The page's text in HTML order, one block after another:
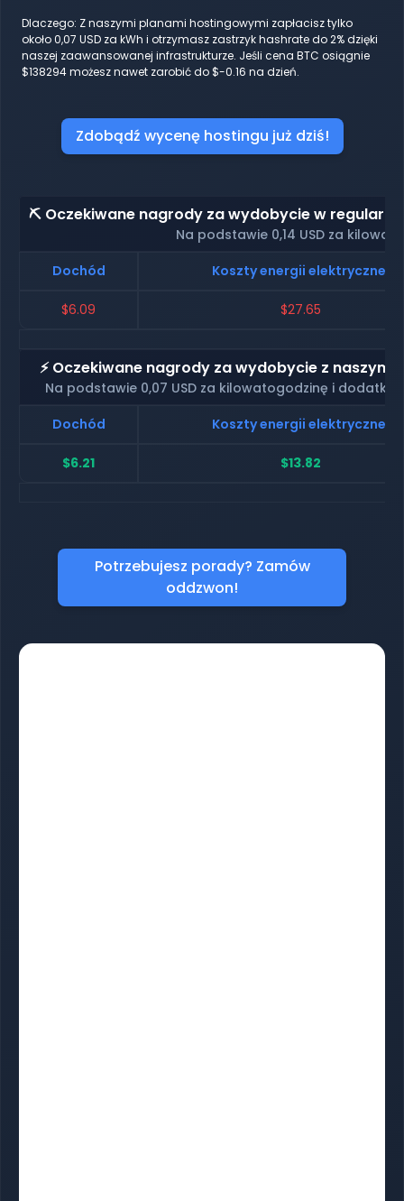
Dlaczego: Z naszymi planami hostingowymi zapłacisz tylko
około 0,07 USD za kWh i otrzymasz zastrzyk hashrate do 2% dzięki
naszej zaawansowanej infrastrukturze. Jeśli cena BTC osiągnie
$138294 możesz nawet zarobić do $-0.16 na dzień.
Zdobądź wycenę hostingu już dziś!
⛏️ Oczekiwane nagrody za wydobycie w
Na podstawie 0,14 USD za
Dochód
Koszty energii elektrycznej
$6.09 $27.65
⚡ Oczekiwane nagrody za wydobycie z naszym
Na podstawie 0,07 USD za kilowatogodzinę i
Dochód
Koszty energii elektrycznej
$6.21 $13.82
Potrzebujesz porady? Zamów
oddzwon!